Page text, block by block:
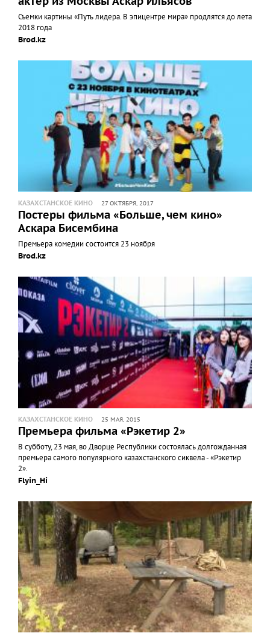
Съемки картины «Путь лидера. В эпицентре мира» продлятся до лета
2018 года
Brod.kz
КАЗАХСТАНСКОЕ КИНО 27 ОКТЯБРЯ, 2017
Постеры фильма «Больше, чем кино»
Аскара Бисембина
Премьера комедии состоится 23 ноября
Brod.kz
КАЗАХСТАНСКОЕ КИНО 25 МАЯ, 2015
Премьера фильма «Рэкетир 2»
В субботу, 23 мая, во Дворце Республики состоялась долгожданная
премьера самого популярного казахстанского сиквела - «Рэкетир
2».
Flyin_Hi